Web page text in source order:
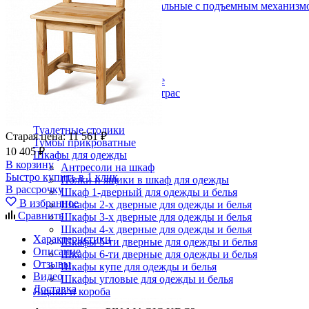
Кровати полутороспальные с подъемным
Зеркала
Комоды
Кровати двуспальные
Кровати металлические
Кровати односпальные
Кровати полутороспальные
Решетки и настилы под матрас
Спальные гарнитуры
Туалетные столики
Тумбы прикроватные
Шкафы для одежды
Антресоли на шкаф
Полки и ящики в шкаф для одежды
Шкаф 1-дверный для одежды и белья
Шкафы 2-х дверные для одежды и белья
Шкафы 3-х дверные для одежды и белья
Шкафы 4-х дверные для одежды и белья
Шкафы 5-ти дверные для одежды и белья
Шкафы 6-ти дверные для одежды и белья
Шкафы купе для одежды и белья
Шкафы угловые для одежды и белья
Ящики и короба
Старая цена:11 561 ₽
10 405 ₽
В корзину
Быстро купить в 1 клик
В рассрочку
В избранное
Сравнить
Характеристики
Описание
Отзывы
Видео
Доставка